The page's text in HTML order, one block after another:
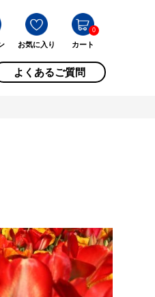
お気に入り カート
0
よくあるご質問